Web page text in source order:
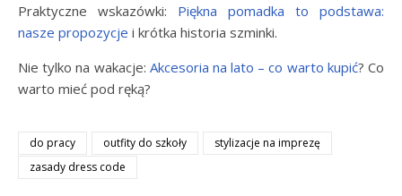
Praktyczne wskazówki: Piękna pomadka to podstawa:
nasze propozycje i krótka historia szminki.
Nie tylko na wakacje: Akcesoria na lato – co warto kupić? Co
warto mieć pod ręką?
do pracy outfity do szkoły
stylizacje na imprezę
zasady dress code